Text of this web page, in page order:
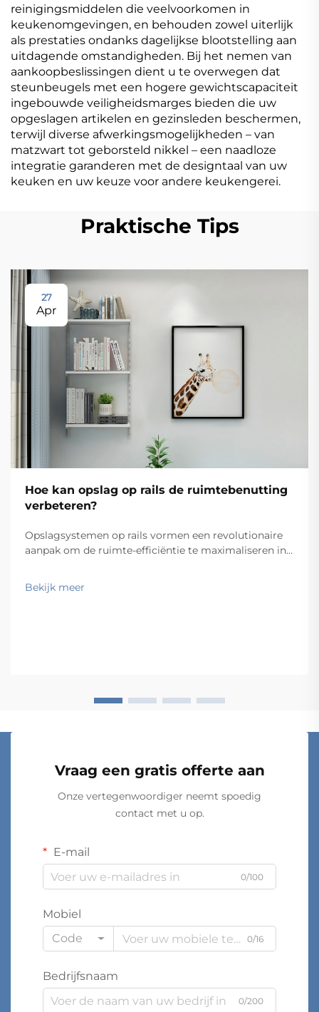
reinigingsmiddelen die veelvoorkomen in
keukenomgevingen, en behouden zowel uiterlijk
als prestaties ondanks dagelijkse blootstelling aan
uitdagende omstandigheden. Bij het nemen van
aankoopbeslissingen dient u te overwegen dat
steunbeugels met een hogere gewichtscapaciteit
ingebouwde veiligheidsmarges bieden die uw
opgeslagen artikelen en gezinsleden beschermen,
terwijl diverse afwerkingsmogelijkheden – van
matzwart tot geborsteld nikkel – een naadloze
integratie garanderen met de designtaal van uw
keuken en uw keuze voor andere keukengerei.
Praktische Tips
27
Apr
Hoe kan opslag op rails de ruimtebenutting
verbeteren?
Opslagsystemen op rails vormen een revolutionaire
aanpak om de ruimte-efficiëntie te maximaliseren in
gebruik te maken van wandbevestigde railsystemen
die beweegbare opslagcomponenten ondersteunen,
Bekijk meer
Vraag een gratis offerte aan
Onze vertegenwoordiger neemt spoedig
contact met u op.
E-mail
0/100
Mobiel
Code
0/16
Bedrijfsnaam
0/200